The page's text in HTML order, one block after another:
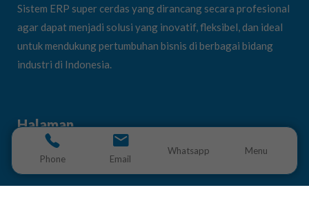
Phone Email
Whatsapp Menu
Sistem ERP super cerdas yang dirancang secara profesional
agar dapat menjadi solusi yang inovatif, fleksibel, dan ideal
untuk mendukung pertumbuhan bisnis di berbagai bidang
industri di Indonesia.
Halaman
Hubungi Kami